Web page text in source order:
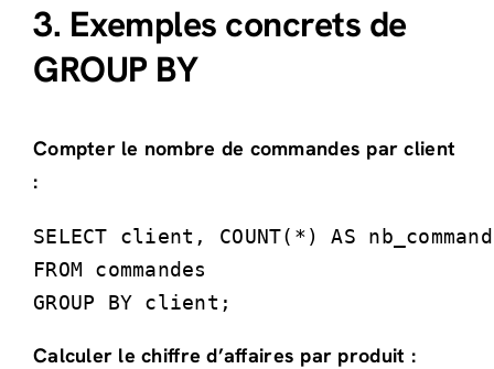
3. Exemples concrets de
GROUP BY
Compter le nombre de commandes par client
:
SELECT client, COUNT(*) AS
FROM commandes
GROUP BY client;
Calculer le chiffre d’affaires par produit :